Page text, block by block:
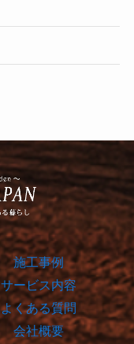
施工事例
サービス内容
よくある質問
会社概要